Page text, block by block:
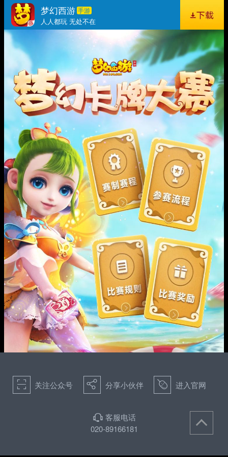
梦幻西游 手游
人人都玩 无处不在
򰀁 关注公众号 򰀂 分享小伙伴 򰀄 进入官网
򰀃 客服电话
020-89166181